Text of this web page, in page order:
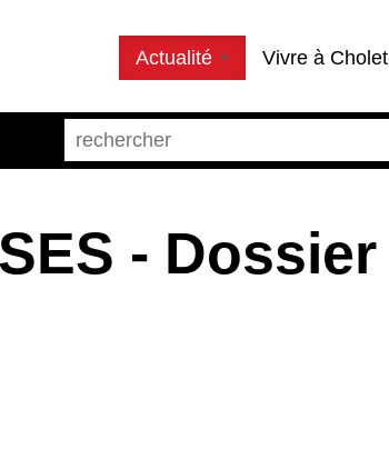
Actualité Vivre à Cholet
- Dossier